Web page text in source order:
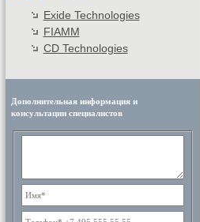
Exide Technologies
FIAMM
CD Technologies
Дополнительная информация и
консультации специалистов